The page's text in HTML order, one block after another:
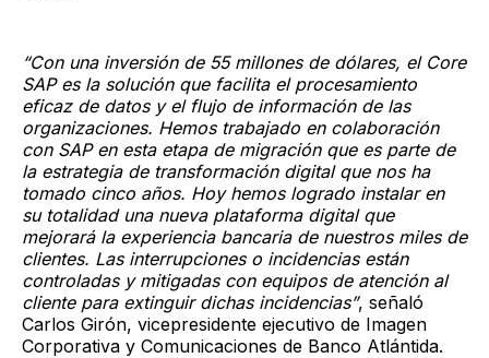
“Con una inversión de 55 millones de dólares, el Core
SAP es la solución que facilita el procesamiento
eficaz de datos y el flujo de información de las
organizaciones. Hemos trabajado en colaboración
con SAP en esta etapa de migración que es parte de
la estrategia de transformación digital que nos ha
tomado cinco años. Hoy hemos logrado instalar en
su totalidad una nueva plataforma digital que
mejorará la experiencia bancaria de nuestros miles de
clientes. Las interrupciones o incidencias están
controladas y mitigadas con equipos de atención al
cliente para extinguir dichas incidencias”, señaló
Carlos Girón, vicepresidente ejecutivo de Imagen
Corporativa y Comunicaciones de Banco Atlántida.